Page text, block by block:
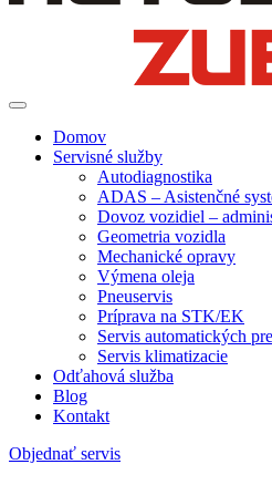
Domov
Servisné služby
Autodiagnostika
ADAS – Asistenčné
Dovoz vozidiel –
Geometria vozidla
Mechanické opravy
Výmena oleja
Pneuservis
Príprava na STK/EK
Servis automatických
Servis klimatizacie
Odťahová služba
Blog
Kontakt
Objednať servis